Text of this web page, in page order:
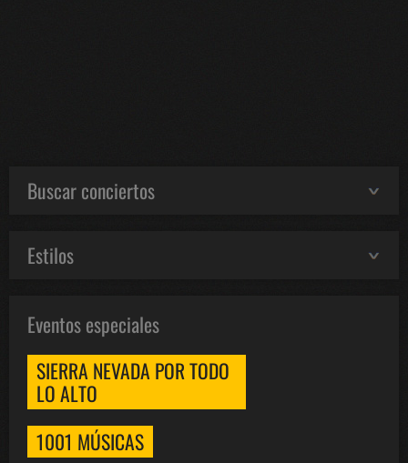
Buscar conciertos
Estilos
Eventos especiales
SIERRA NEVADA POR TODO
LO ALTO
1001 MÚSICAS